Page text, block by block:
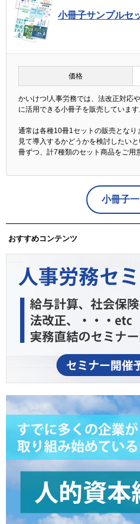
小冊子サンプルセ
価格
かいけつ!人事労務では、法改正対応
に活用できる小冊子を販売しています
通常は各種10冊1セットの販売とな
見て導入するかどうかを検討したい
冊ずつ、計7種類のセット商品をご用
小冊子
おすすめコンテンツ